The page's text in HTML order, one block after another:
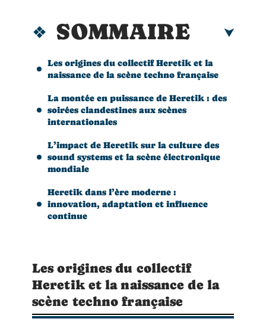
SOMMAIRE
Les origines du collectif Heretik et la
naissance de la scène techno française
La montée en puissance de Heretik : des
soirées clandestines aux scènes
internationales
L’impact de Heretik sur la culture des
sound systems et la scène électronique
mondiale
Heretik dans l’ère moderne :
innovation, adaptation et influence
continue
Les origines du collectif
Heretik et la naissance de la
scène techno française